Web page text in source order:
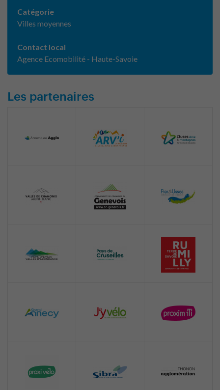
Catégorie
Villes moyennes
Contact local
Agence Ecomobilité - Haute-Savoie
Les partenaires